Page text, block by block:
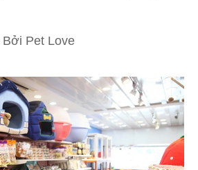
Bởi Pet Love